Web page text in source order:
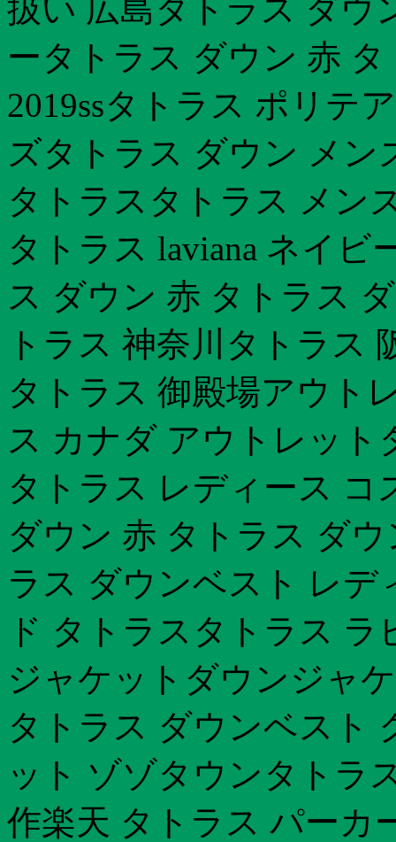
扱い 広島タトラス ダウ
ータトラス ダウン 赤
2019ssタトラス ポリテ
ズタトラス ダウン メン
タトラスタトラス メン
タトラス laviana ネイビ
ス ダウン 赤 タトラス
トラス 神奈川タトラス
タトラス 御殿場アウト
ス カナダ アウトレット
タトラス レディース
ダウン 赤 タトラス ダ
ラス ダウンベスト レ
ド タトラスタトラス
ジャケットダウンジャ
タトラス ダウンベスト
ット ゾゾタウンタトラ
作楽天 タトラス パーカ